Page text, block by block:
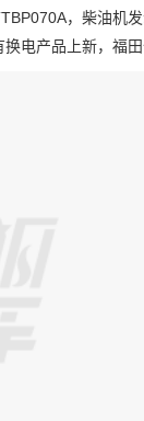
，柴油机
电产品上新，福